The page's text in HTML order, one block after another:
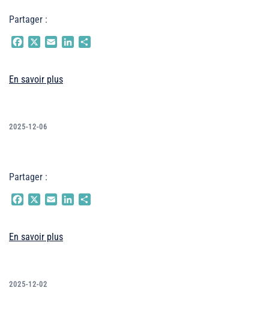
Partager :
Facebook
Email LinkedIn
En savoir plus
2025-12-06
Partager :
Facebook
Email LinkedIn
En savoir plus
2025-12-02